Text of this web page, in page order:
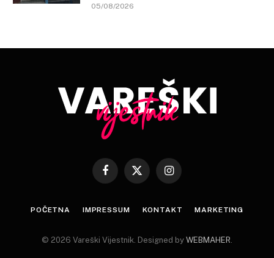
05/08/2026
Facebook
X
Instagram
POČETNA IMPRESSUM KONTAKT MARKETING
© 2026 Vareški Vijestnik. Designed by WEBMAHER.